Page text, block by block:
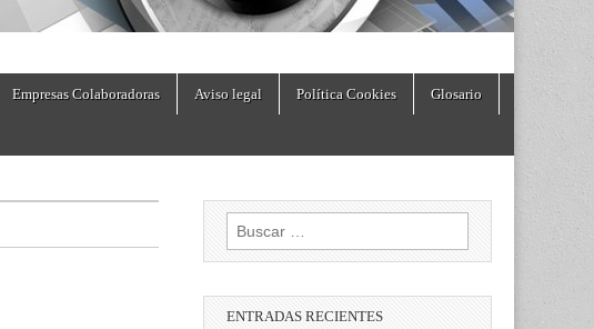
Empresas Colaboradoras Aviso legal Política Cookies Glosario
Buscar:
ENTRADAS RECIENTES